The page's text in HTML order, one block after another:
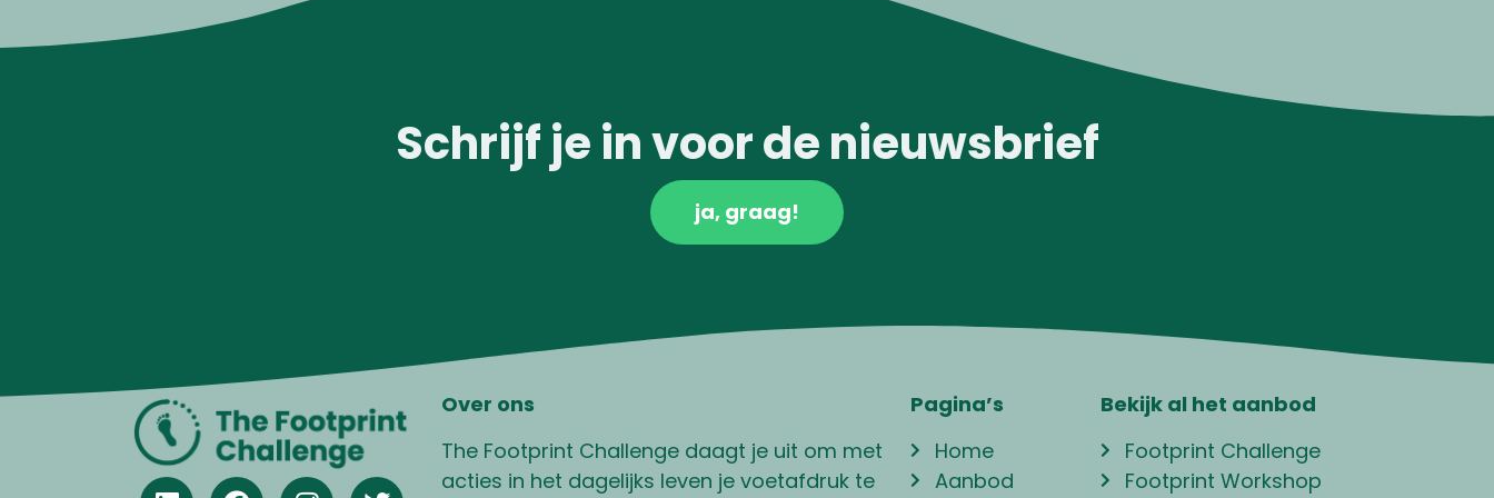
Schrijf je in voor de nieuwsbrief
ja, graag!
Over ons
The Footprint Challenge daagt je uit om met
acties in het dagelijks leven je voetafdruk te
Pagina’s
Home
Aanbod
Bekijk al het aanbod
Footprint Challenge
Footprint Workshop